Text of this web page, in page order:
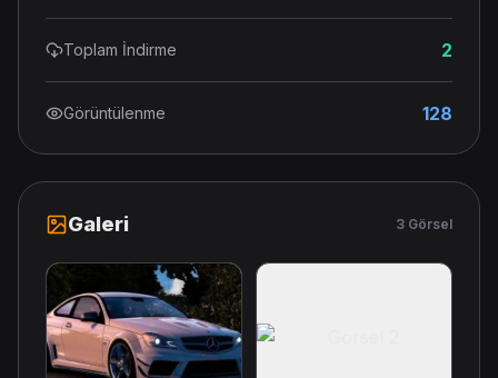
Toplam İndirme 2
Görüntülenme 128
Galeri 3 Görsel